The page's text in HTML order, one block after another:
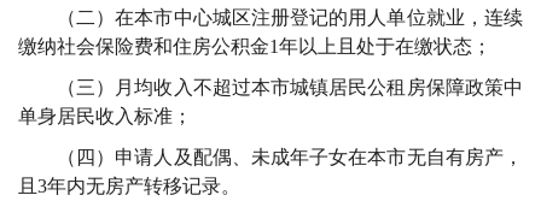
（二）在本市中心城区注册登记的用人单位就业，连续
缴纳社会保险费和住房公积金1年以上且处于在缴状态；
（三）月均收入不超过本市城镇居民公租房保障政策中
单身居民收入标准；
（四）申请人及配偶、未成年子女在本市无自有房产，
且3年内无房产转移记录。